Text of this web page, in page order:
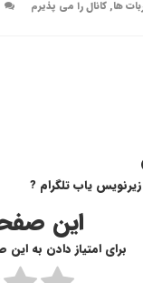
ها,کانال را می پذیرم
یاب تلگرام ?
این
برای امتیاز دادن به